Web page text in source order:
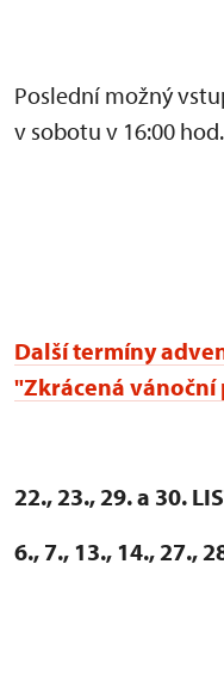
Poslední možný
v sobotu v 16:00 hod.
Další termíny
"Zkrácená
22., 23., 29. a 30.
6., 7., 13., 14., 27.,